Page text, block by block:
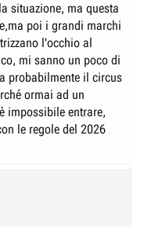
situazione, ma questa
poi i grandi marchi
l'occhio al
mi sanno un poco di
probabilmente il circus
ormai ad un
impossibile entrare,
le regole del 2026